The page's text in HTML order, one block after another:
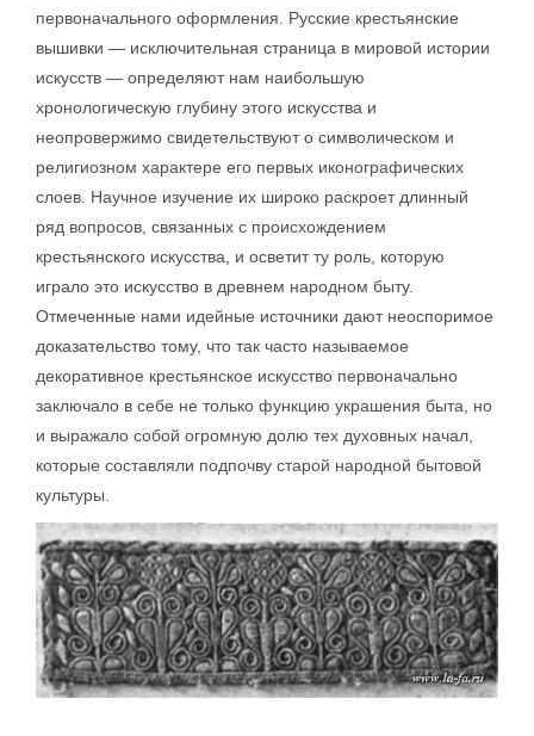
первоначального оформления. Русские крестьянские
вышивки — исключительная страница в мировой истории
искусств — определяют нам наибольшую
хронологическую глубину этого искусства и
неопровержимо свидетельствуют о символическом и
религиозном характере его первых иконографических
слоев. Научное изучение их широко раскроет длинный
ряд вопросов, связанных с происхождением
крестьянского искусства, и осветит ту роль, которую
играло это искусство в древнем народном быту.
Отмеченные нами идейные источники дают неоспоримое
доказательство тому, что так часто называемое
декоративное крестьянское искусство первоначально
заключало в себе не только функцию украшения быта, но
и выражало собой огромную долю тех духовных начал,
которые составляли подпочву старой народной бытовой
культуры.